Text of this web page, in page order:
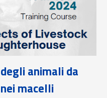
animali da
macelli